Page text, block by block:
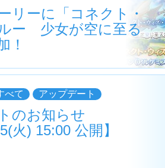
リーに「コネクト・
ー 少女が空に至る
！
べて アップデート
のお知らせ
火) 15:00 公開】